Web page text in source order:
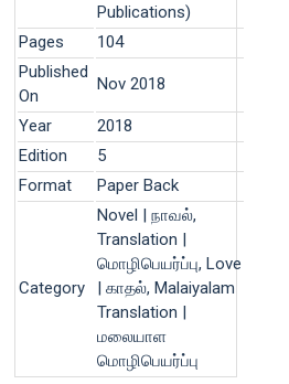
Publications)
Pages
104
Published
On
Nov 2018
Year
2018
Edition
5
Format
Paper Back
Category
Novel | நாவல்,
Translation |
மொழிபெயர்ப்பு, Love
| காதல், Malaiyalam
Translation |
மலையாள
மொழிபெயர்ப்பு